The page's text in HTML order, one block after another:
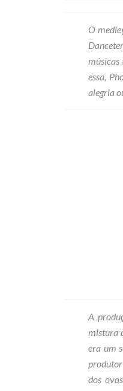
O
músicas
essa,
alegria
A
mistura
era um
produtor
dos